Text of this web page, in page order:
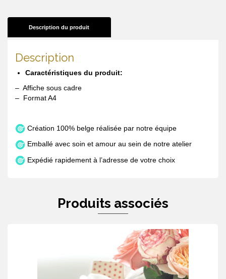
Description du produit
Description
Caractéristiques du produit:
– Affiche sous cadre
– Format A4
Création 100% belge réalisée par notre équipe
Emballé avec soin et amour au sein de notre atelier
Expédié rapidement à l’adresse de votre choix
Produits associés